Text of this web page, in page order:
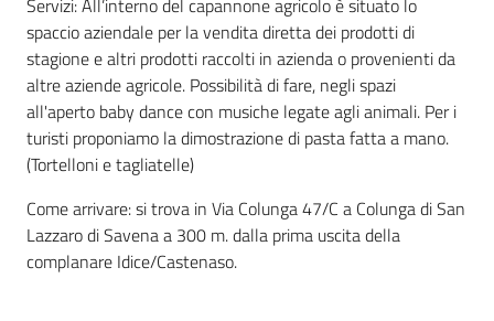
Servizi: All’interno del capannone agricolo è situato lo
spaccio aziendale per la vendita diretta dei prodotti di
stagione e altri prodotti raccolti in azienda o provenienti da
altre aziende agricole. Possibilità di fare, negli spazi
all'aperto baby dance con musiche legate agli animali. Per i
turisti proponiamo la dimostrazione di pasta fatta a mano.
(Tortelloni e tagliatelle)
Come arrivare: si trova in Via Colunga 47/C a Colunga di San
Lazzaro di Savena a 300 m. dalla prima uscita della
complanare Idice/Castenaso.